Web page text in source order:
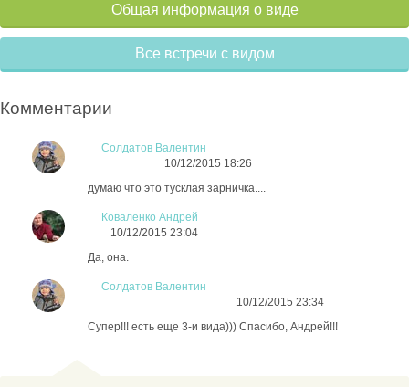
Общая информация о виде
Все встречи с видом
Комментарии
Солдатов Валентин
10/12/2015 18:26
думаю что это тусклая зарничка....
Коваленко Андрей
10/12/2015 23:04
Да, она.
Солдатов Валентин
10/12/2015 23:34
Супер!!! есть еще 3-и вида))) Спасибо, Андрей!!!